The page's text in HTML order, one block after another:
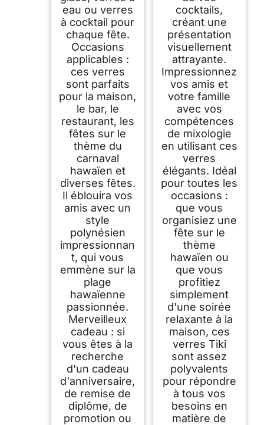
eau ou verres
à cocktail pour
chaque fête.
Occasions
applicables :
ces verres
sont parfaits
pour la maison,
le bar, le
restaurant, les
fêtes sur le
thème du
carnaval
hawaïen et
diverses fêtes.
Il éblouira vos
amis avec un
style
polynésien
impressionnan
t, qui vous
emmène sur la
plage
hawaïenne
passionnée.
Merveilleux
cadeau : si
vous êtes à la
recherche
d'un cadeau
d'anniversaire,
de remise de
diplôme, de
promotion ou
cocktails,
créant une
présentation
visuellement
attrayante.
Impressionnez
vos amis et
votre famille
avec vos
compétences
de mixologie
en utilisant ces
verres
élégants. Idéal
pour toutes les
occasions :
que vous
organisiez une
fête sur le
thème
hawaïen ou
que vous
profitiez
simplement
d'une soirée
relaxante à la
maison, ces
verres Tiki
sont assez
polyvalents
pour répondre
à tous vos
besoins en
matière de